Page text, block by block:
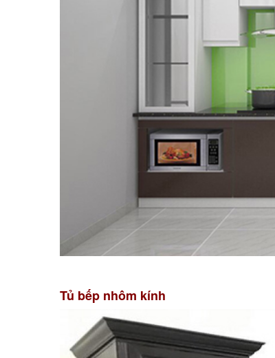
Tủ bếp nhôm kính